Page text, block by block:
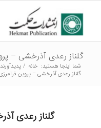
گلناز رعدی آذرخشی –
شما اینجا هستید: خانه /
گلناز رعدی آذرخشی – پروین
گلناز رعدی